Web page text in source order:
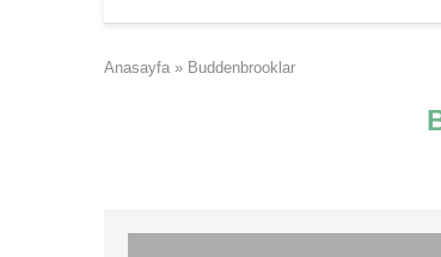
Anasayfa » Buddenbrooklar